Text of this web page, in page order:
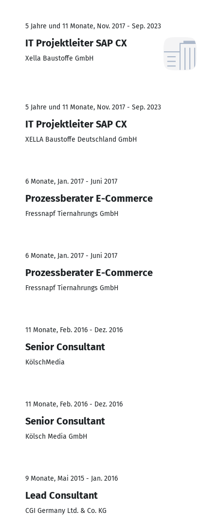
5 Jahre und 11 Monate, Nov. 2017 - Sep. 2023
IT Projektleiter SAP CX
Xella Baustoffe GmbH
5 Jahre und 11 Monate, Nov. 2017 - Sep. 2023
IT Projektleiter SAP CX
XELLA Baustoffe Deutschland GmbH
6 Monate, Jan. 2017 - Juni 2017
Prozessberater E-Commerce
Fressnapf Tiernahrungs GmbH
6 Monate, Jan. 2017 - Juni 2017
Prozessberater E-Commerce
Fressnapf Tiernahrungs GmbH
11 Monate, Feb. 2016 - Dez. 2016
Senior Consultant
KölschMedia
11 Monate, Feb. 2016 - Dez. 2016
Senior Consultant
Kölsch Media GmbH
9 Monate, Mai 2015 - Jan. 2016
Lead Consultant
CGI Germany Ltd. & Co. KG